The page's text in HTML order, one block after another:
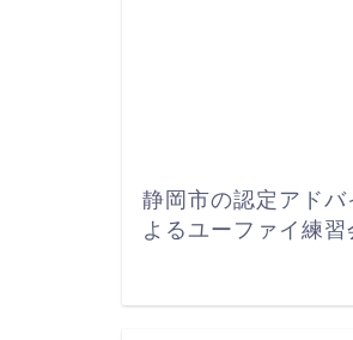
静岡市の認定アド
よるユーファイ練習